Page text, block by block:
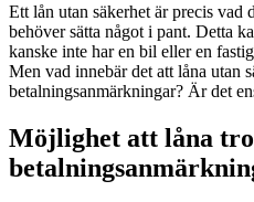
Ett lån utan säkerhet är precis vad
behöver sätta något i pant. Detta
kanske inte har en bil eller en
Men vad innebär det att låna utan
betalningsanmärkningar? Är det
Möjlighet att låna